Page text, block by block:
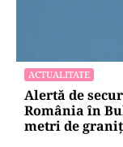
ACTUALITATE
Alertă de
România în
metri de